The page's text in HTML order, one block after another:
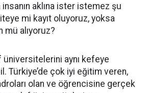
aklına ister istemez şu
mi kayıt oluyoruz, yoksa
mü alıyoruz?
üniversitelerini aynı kefeye
Türkiye’de çok iyi eğitim veren,
olan ve öğrencisine gerçek